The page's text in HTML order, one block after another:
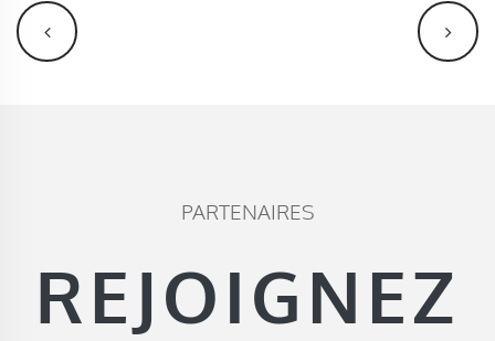
PARTENAIRES
REJOIGNEZ